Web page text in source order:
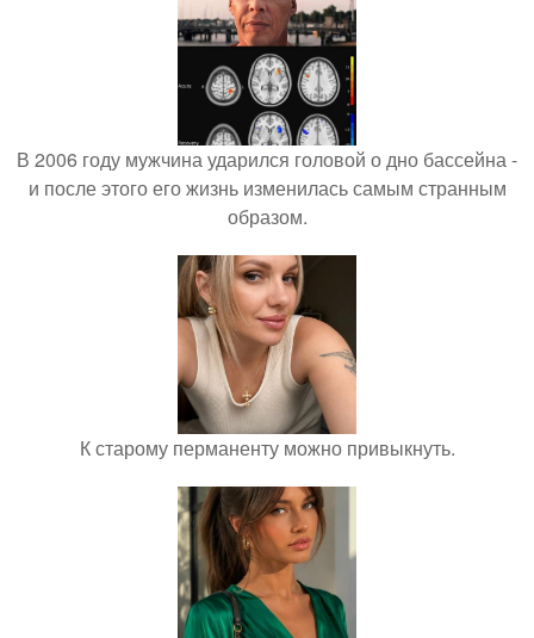
В 2006 году мужчина ударился головой о дно бассейна -
и после этого его жизнь изменилась самым странным
образом.
К старому перманенту можно привыкнуть.